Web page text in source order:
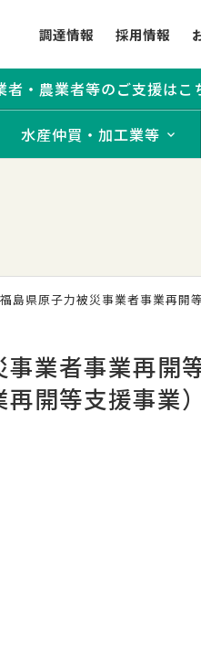
調達情報 採用情報
者・農業者等のご支援はこ
水産仲買・加工業等
島県原子力被災事業者事業再開
業者事業再開
開等支援事業